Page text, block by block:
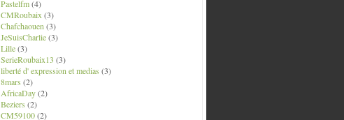
Pastelfm(4)
CMRoubaix (3)
Chafchaouen (3)
JeSuisCharlie(3)
Lille(3)
SerieRoubaix13 (3)
liberté d' expression et medias (3)
8mars (2)
AfricaDay(2)
Beziers (2)
CM59100(2)